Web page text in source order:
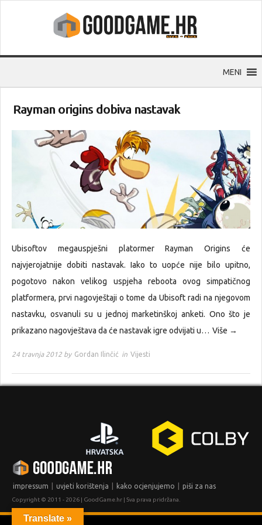
MENI
Rayman origins dobiva nastavak
Ubisoftov megauspješni platormer Rayman Origins će
najvjerojatnije dobiti nastavak. Iako to uopće nije bilo upitno,
pogotovo nakon velikog uspjeha reboota ovog simpatičnog
platformera, prvi nagovještaji o tome da Ubisoft radi na njegovom
nastavku, osvanuli su u jednoj marketinškoj anketi. Ono što je
prikazano nagovještava da će nastavak igre odvijati u… Više →
24 travnja 2012 by Gordan Ilinčić in Vijesti
impressum uvjeti korištenja kako ocjenjujemo piši za nas
Copyright © 2011 - 2026 | GoodGame.hr | Sva prava pridržana.
Translate »